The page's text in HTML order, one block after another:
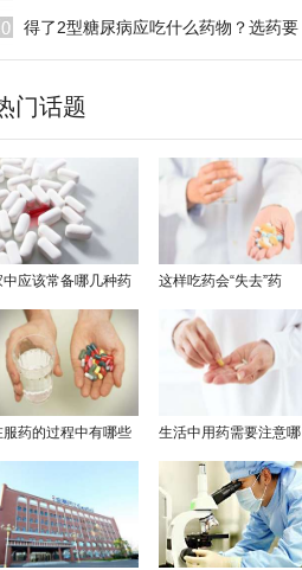
物看糖尿病治疗新思路
得了2型糖尿病应吃什么药物？选药要
看综合获益
门话题
中应该常备哪几种药
，你都清楚吗
这样吃药会“失去”药
效，你知道吗
服药的过程中有哪些
要忌口的事情呢?一
来看下吧
生活中用药需要注意哪
些事情呢，想了解的点
开看一下吧